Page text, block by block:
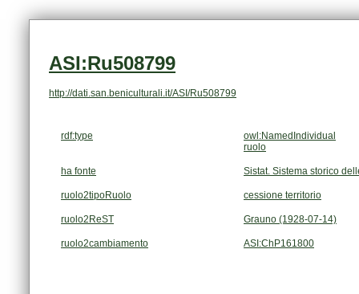
ASI:Ru508799
http://dati.san.beniculturali.it/ASI/Ru508799
rdf:type
owl:NamedIndividual
ruolo
ha fonte Sistat. Sistema storico
ruolo2tipoRuolo cessione territorio
ruolo2ReST Grauno (1928-07-14)
ruolo2cambiamento ASI:ChP161800